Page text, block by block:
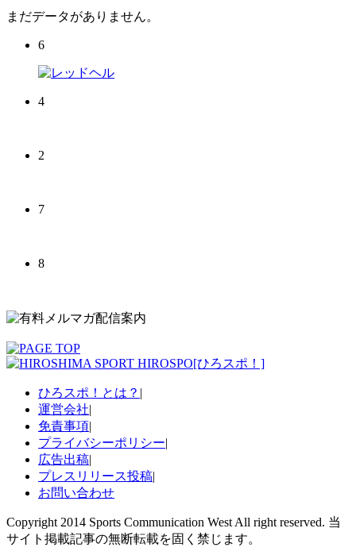
まだデータがありません。
6
4
2
7
8
ひろスポ！とは？ |
運営会社|
免責事項|
プライバシーポリシー|
広告出稿|
プレスリリース投稿|
お問い合わせ
Copyright 2014 Sports Communication West All right reserved. 当
サイト掲載記事の無断転載を固く禁じます。